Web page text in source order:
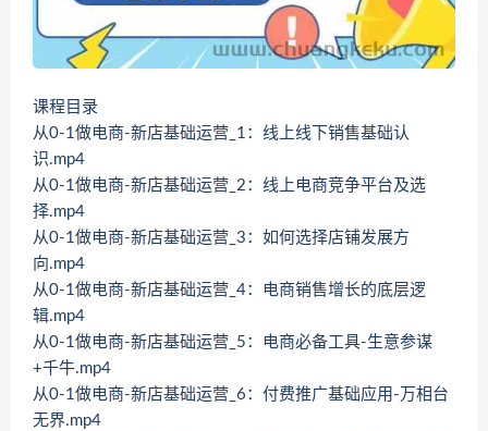
课程目录
从0-1做电商-新店基础运营_1：线上线下销售基础认
识.mp4
从0-1做电商-新店基础运营_2：线上电商竞争平台及选
择.mp4
从0-1做电商-新店基础运营_3：如何选择店铺发展方
向.mp4
从0-1做电商-新店基础运营_4：电商销售增长的底层逻
辑.mp4
从0-1做电商-新店基础运营_5：电商必备工具-生意参谋
+千牛.mp4
从0-1做电商-新店基础运营_6：付费推广基础应用-万相台
无界.mp4